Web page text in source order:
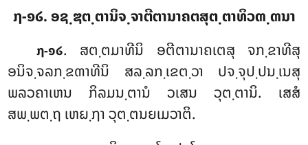
໗-໑໒. ອຊ຺ຌຕ຺ຕານິຈ຺ຈາຕີຕານາຄຕສຸຕ຺ຕາທິວຓ຺ຓນາ
໗-໑໒. ສຕ຺ຕມາທີນິ ອຕີຕານາຄເຕສຸ ຈກ຺ຂາທີສຸ
ອນິຈ຺ຈລກ຺ຂຓາທີນິ ສລ຺ລກ຺ເຂຕ຺ວາ ປຈ຺ຈຸປ຺ປນ຺ເນສຸ
ພລວຄາເຫນ ກິລມນ຺ຕານໍ ວເສນ ວຸຕ຺ຕານິ. ເສສໍ
ສພ຺ພຕ຺ຖ ເຫຏ຺ຐາ ວຸຕ຺ຕນຍເມວາຕິ.